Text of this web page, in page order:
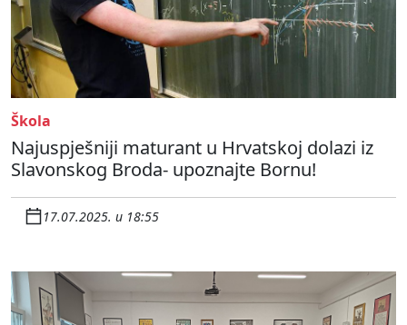
Škola
Najuspješniji maturant u Hrvatskoj dolazi iz
Slavonskog Broda- upoznajte Bornu!
17.07.2025. u 18:55